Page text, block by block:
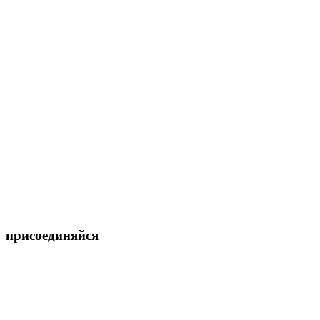
присоединяйся